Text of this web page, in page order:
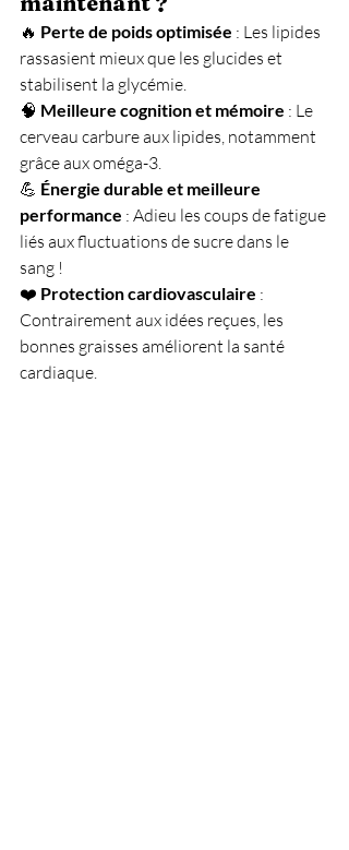
🔥 Perte de poids optimisée : Les lipides
rassasient mieux que les glucides et
stabilisent la glycémie.
🧠 Meilleure cognition et mémoire : Le
cerveau carbure aux lipides, notamment
grâce aux oméga-3.
💪 Énergie durable et meilleure
performance : Adieu les coups de fatigue
liés aux fluctuations de sucre dans le
sang !
❤️ Protection cardiovasculaire :
Contrairement aux idées reçues, les
bonnes graisses améliorent la santé
cardiaque.